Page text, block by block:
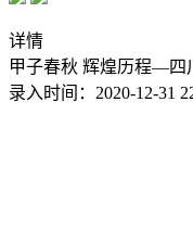
详情
甲子春秋 辉煌历程—四
录入时间：2020-12-31